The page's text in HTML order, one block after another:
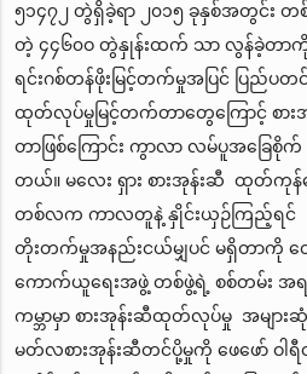
၅၁၄၇၂ တွဲရှိခဲ့ရာ ၂၀၁၅ ခုနှစ်အတွင်း တစ်
တဲ့ ၄၄၆၀ဝ တွဲနှုန်းထက် သာ လွန်ခဲ့တာ
ရင်းဂစ်တန်ဖိုးမြင့်တက်မှုအပြင် ပြည်ပတ
ထုတ်လုပ်မှုမြင့်တက်တာတွေကြောင့် စား
တာဖြစ်ကြောင်း ကွာလာ လမ်ပူအခြေစို
တယ်။ မလေး ရှား စားအုန်းဆီ ထုတ်
တစ်လက ကာလတူနဲ့ နှိုင်းယှဉ်ကြည့်ရင်
တိုးတက်မှုအနည်းငယ်မျှပင် မရှိတာကို တွ
ကောက်ယူရေးအဖွဲ့ တစ်ဖွဲ့ရဲ့ စစ်တမ်း အ
ကမ္ဘာမှာ စားအုန်းဆီထုတ်လုပ်မှု အများဆုံ
မတ်လစားအုန်းဆီတင်ပို့မှုကို ဖေဖော် ဝါ